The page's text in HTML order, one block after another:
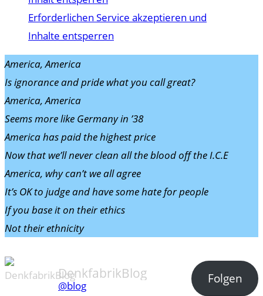
Erforderlichen Service akzeptieren und
Inhalte entsperren
America, America
Is ignorance and pride what you call great?
America, America
Seems more like Germany in ’38
America has paid the highest price
Now that we’ll never clean all the blood off the I.C.E
America, why can’t we all agree
It’s OK to judge and have some hate for people
If you base it on their ethics
Not their ethnicity
DenkfabrikBlog
@blog Folgen